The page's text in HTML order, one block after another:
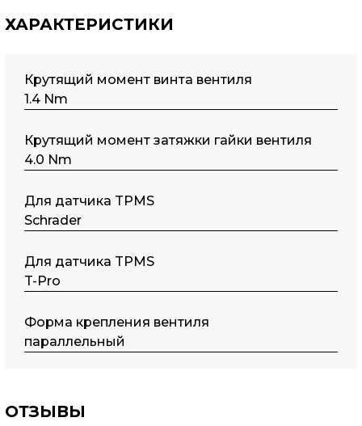
ХАРАКТЕРИСТИКИ
Крутящий момент винта вентиля
1.4 Nm
Крутящий момент затяжки гайки вентиля
4.0 Nm
Для датчика TPMS
Schrader
Для датчика TPMS
T-Pro
Форма крепления вентиля
параллельный
ОТЗЫВЫ